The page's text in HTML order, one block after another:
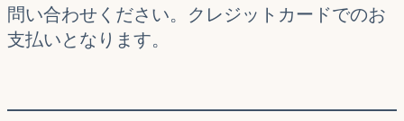
問い合わせください。クレジットカードでのお
支払いとなります。